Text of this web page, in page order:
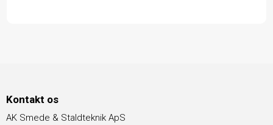
Kontakt os
AK Smede & Staldteknik ApS